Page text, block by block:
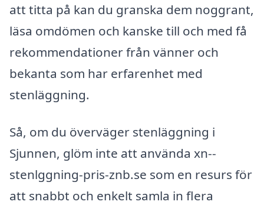
att titta på kan du granska dem noggrant,
läsa omdömen och kanske till och med få
rekommendationer från vänner och
bekanta som har erfarenhet med
stenläggning.
Så, om du överväger stenläggning i
Sjunnen, glöm inte att använda xn--
stenlggning-pris-znb.se som en resurs för
att snabbt och enkelt samla in flera